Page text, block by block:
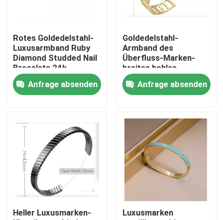
Armband und Armband aus Edelstahl vorrätig
Edelstahl-Halsband auf Lager
Ein Ohrring aus Edelstahl auf Lager
Edelstahlschmuck auf Lager
Neu auf Lager
Edelstahl-Schmuck-Satz
Rotes Goldedelstahl-
Luxusarmband Ruby
Diamond Studded Nail
Bracelets 24k
Anfrage absenden
Goldedelstahl-
Armband des
Überfluss-Marken-
breites hohles
Goldperlen-Armband-
24k Anfrage absenden
Heller Luxusmarken-
Luxusmarken